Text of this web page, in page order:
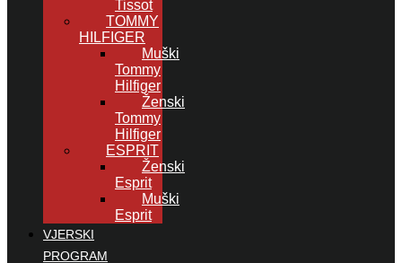
Tissot
TOMMY
HILFIGER
Muški
Tommy
Hilfiger
Ženski
Tommy
Hilfiger
ESPRIT
Ženski
Esprit
Muški
Esprit
VJERSKI
PROGRAM